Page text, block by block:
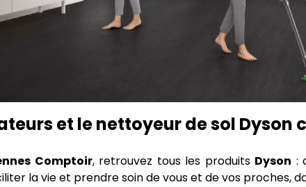
et le nettoyeur de sol Dyson
Comptoir, retrouvez tous les produits Dyson :
la vie et prendre soin de vous et de vos proches,